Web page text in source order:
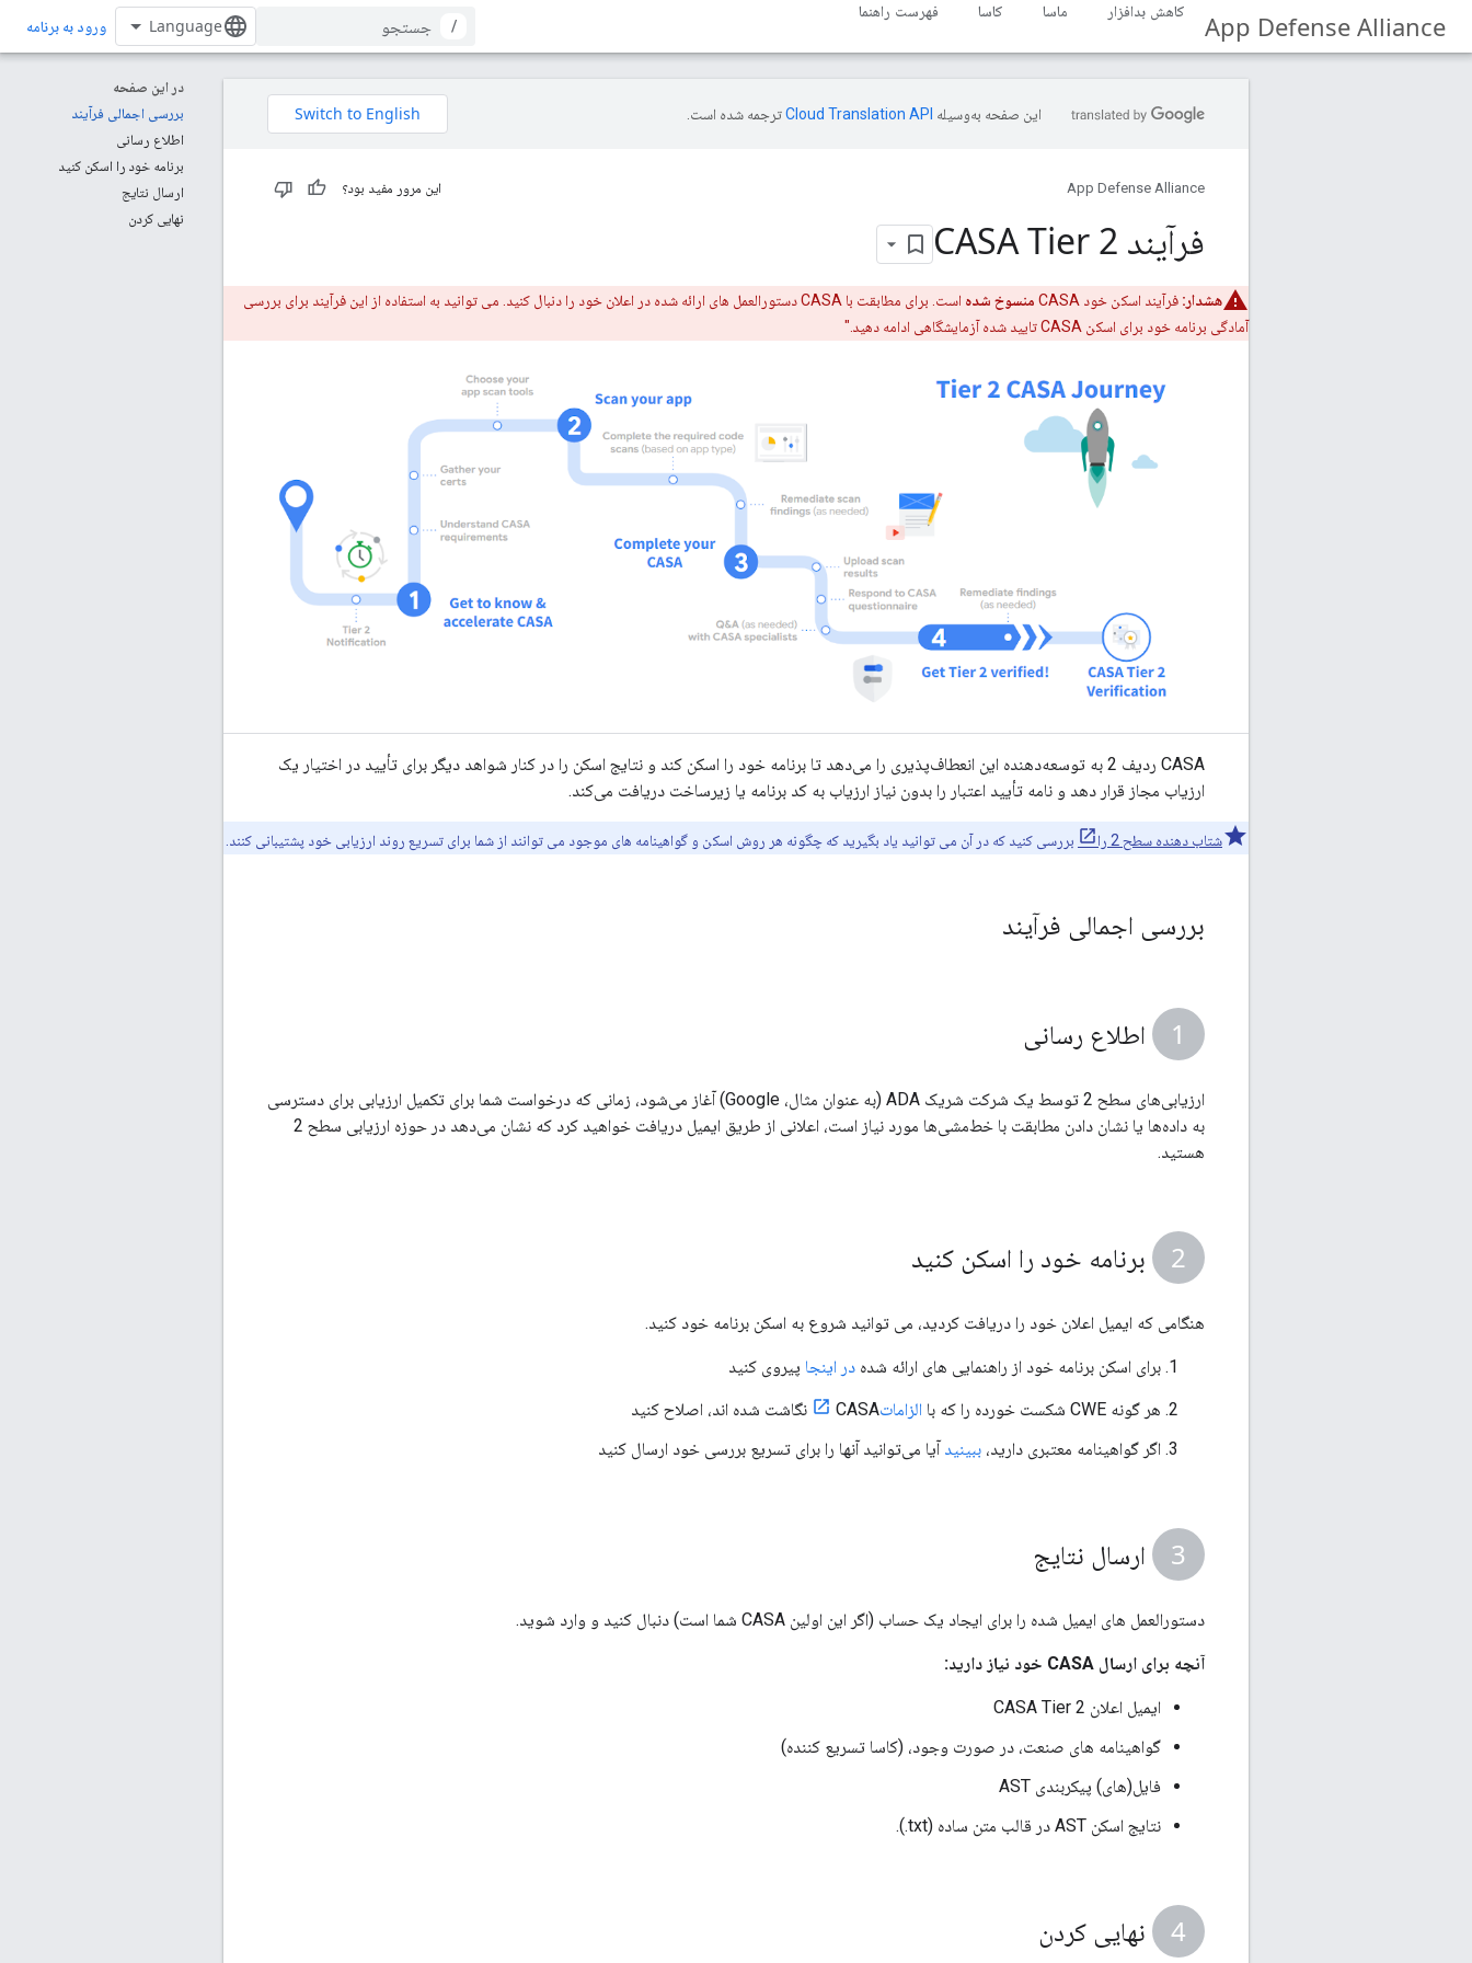
App Defense Alliance کاهش بدافزار ماسا کاسا فهرست راهنما
/ ورود به برنامه
در این صفحه
بررسی اجمالی فرآیند
اطلاع رسانی
برنامه خود را اسکن کنید
ارسال نتایج
نهایی کردن
این صفحه به‌وسیله ترجمه شده است.
App Defense Alliance این مرور مفید بود؟
فرآیند CASA Tier 2
هشدار: فرآیند اسکن خود CASA منسوخ شده
است. برای مطابقت با CASA دستورالعمل های ارائه شده در اعلان خود را دنبال کنید. می توانید به استفاده از این فرآیند برای بررسی
آمادگی برنامه خود برای اسکن CASA تایید شده آزمایشگاهی ادامه دهید."
CASA ردیف 2 به توسعه‌دهنده این انعطاف‌پذیری را می‌دهد تا برنامه خود را اسکن کند و نتایج اسکن را در کنار شواهد دیگر برای تأیید در اختیار یک
ارزیاب مجاز قرار دهد و نامه تأیید اعتبار را بدون نیاز ارزیاب به کد برنامه یا زیرساخت دریافت می‌کند.
شتاب دهنده سطح 2 را بررسی کنید که در آن می توانید یاد بگیرید که چگونه هر روش اسکن و گواهینامه های موجود می توانند از شما برای تسریع روند ارزیابی خود پشتیبانی کنند.
بررسی اجمالی فرآیند
اطلاع رسانی
ارزیابی‌های سطح 2 توسط یک شرکت شریک ADA (به عنوان مثال، Google) آغاز می‌شود، زمانی که درخواست شما برای تکمیل ارزیابی برای دسترسی
به داده‌ها یا نشان دادن مطابقت با خط‌مشی‌ها مورد نیاز است، اعلانی از طریق ایمیل دریافت خواهید کرد که نشان می‌دهد در حوزه ارزیابی سطح 2
هستید.
برنامه خود را اسکن کنید
هنگامی که ایمیل اعلان خود را دریافت کردید، می توانید شروع به اسکن برنامه خود کنید.
برای اسکن برنامه خود از راهنمایی های ارائه شده در اینجا پیروی کنید
هر گونه CWE شکست خورده را که با الزاماتCASA نگاشت شده اند، اصلاح کنید
اگر گواهینامه معتبری دارید، ببینید آیا می‌توانید آنها را برای تسریع بررسی خود ارسال کنید
ارسال نتایج
دستورالعمل های ایمیل شده را برای ایجاد یک حساب (اگر این اولین CASA شما است) دنبال کنید و وارد شوید.
آنچه برای ارسال CASA خود نیاز دارید:
ایمیل اعلان CASA Tier 2
گواهینامه های صنعت، در صورت وجود، (کاسا تسریع کننده)
فایل(های) پیکربندی AST
نتایج اسکن AST در قالب متن ساده (txt.).
نهایی کردن